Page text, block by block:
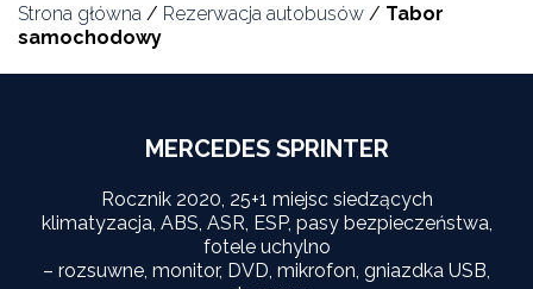
Strona główna / Rezerwacja autobusów / Tabor
samochodowy
MERCEDES SPRINTER
Rocznik 2020, 25+1 miejsc siedzących
klimatyzacja, ABS, ASR, ESP, pasy bezpieczeństwa,
fotele uchylno
– rozsuwne, monitor, DVD, mikrofon, gniazdka USB,